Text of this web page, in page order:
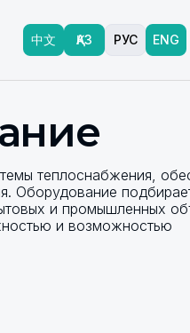
中文 ҚАЗ РУС ENG
теплоснабжения,
Оборудование
и промышленных
и возможностью